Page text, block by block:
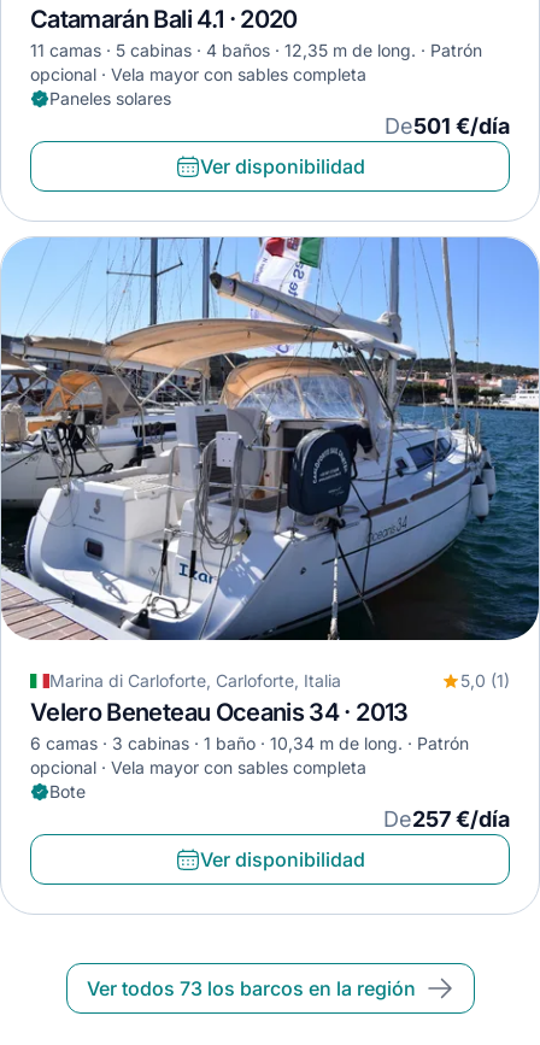
Catamarán Bali 4.1 · 2020
11 camas 5 cabinas 4 baños 12,35 m de long.
Patrón
opcional
Vela mayor con sables completa
Paneles solares
De501 €/día
Ver disponibilidad
Marina di Carloforte, Carloforte, Italia 5,0 (1)
Velero Beneteau Oceanis 34 · 2013
6 camas 3 cabinas 1 baño 10,34 m de long.
Patrón
opcional
Vela mayor con sables completa
Bote
De257 €/día
Ver disponibilidad
Ver todos 73 los barcos en la región